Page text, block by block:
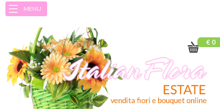
MENU
€ 0